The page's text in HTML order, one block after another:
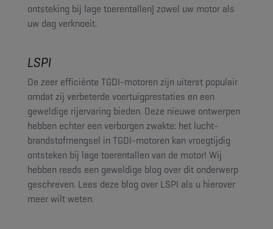
ontsteking bij lage toerentallen) zowel uw motor als
uw dag verknoeit.
LSPI
De zeer efficiënte TGDI-motoren zijn uiterst populair
omdat zij verbeterde voertuigprestaties en een
geweldige rijervaring bieden. Deze nieuwe ontwerpen
hebben echter een verborgen zwakte: het lucht-
brandstofmengsel in TGDI-motoren kan vroegtijdig
ontsteken bij lage toerentallen van de motor! Wij
hebben reeds een geweldige blog over dit onderwerp
geschreven. Lees deze blog over LSPI als u hierover
meer wilt weten.